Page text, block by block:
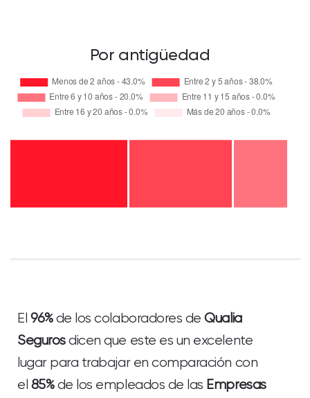
Por antigüedad
El 96%de los colaboradores deQualia
Segurosdicen que este es un excelente
lugar para trabajar en comparación con
el 85%de los empleados de las Empresas